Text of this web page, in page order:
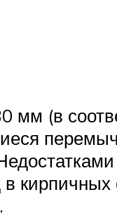
мм (в
кирпичных